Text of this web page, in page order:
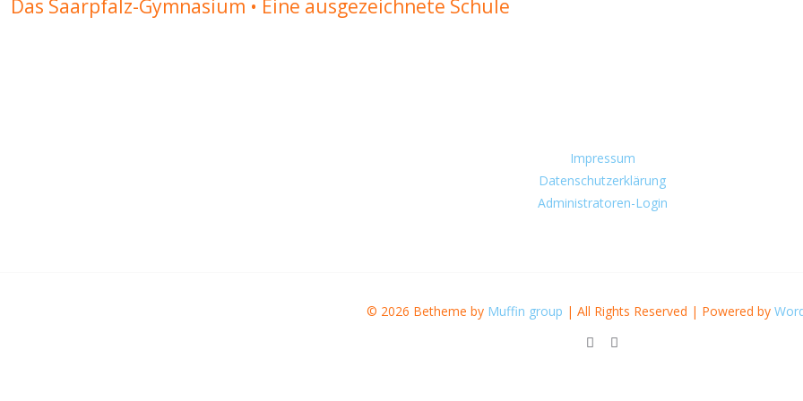
Das Saarpfalz-Gymnasium • Eine ausgezeichnete Schule
Impressum
Datenschutzerklärung
Administratoren-Login
© 2026 Betheme by Muffin group | All Rights Reserved | Powered by